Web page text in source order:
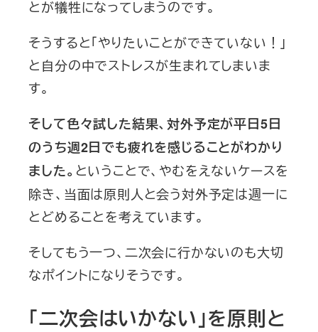
とが犠牲になってしまうのです。
そうすると「やりたいことができていない！」
と自分の中でストレスが生まれてしまいま
す。
そして色々試した結果、対外予定が平日5日
のうち週2日でも疲れを感じることがわかり
ました。 ということで、やむをえないケースを
除き、当面は原則人と会う対外予定は週一に
とどめることを考えています。
そしてもう一つ、二次会に行かないのも大切
なポイントになりそうです。
「二次会はいかない」を原則と